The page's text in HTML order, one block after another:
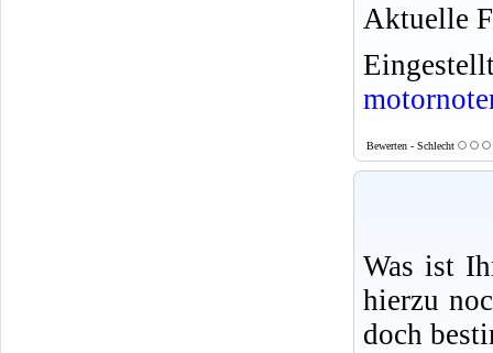
Aktuelle
Bewerten - Schlecht
Was ist
hierzu
doch